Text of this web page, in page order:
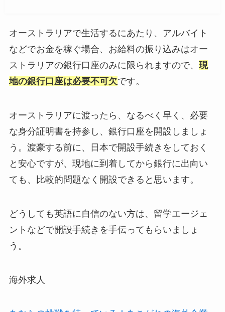
オーストラリアで生活するにあたり、アルバイト
などでお金を稼ぐ場合、お給料の振り込みはオー
ストラリアの銀行口座のみに限られますので、 現
地の銀行口座は必要不可欠です。
オーストラリアに渡ったら、なるべく早く、必要
な身分証明書を持参し、銀行口座を開設しましょ
う。渡豪する前に、日本で開設手続きをしておく
と安心ですが、現地に到着してから銀行に出向い
ても、比較的問題なく開設できると思います。
どうしても英語に自信のない方は、留学エージェ
ントなどで開設手続きを手伝ってもらいましょ
う。
海外求人